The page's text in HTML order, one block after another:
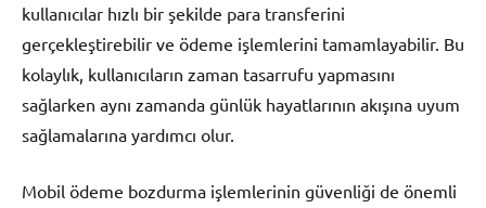
kullanıcılar hızlı bir şekilde para transferini
gerçekleştirebilir ve ödeme işlemlerini tamamlayabilir. Bu
kolaylık, kullanıcıların zaman tasarrufu yapmasını
sağlarken aynı zamanda günlük hayatlarının akışına uyum
sağlamalarına yardımcı olur.
Mobil ödeme bozdurma işlemlerinin güvenliği de önemli